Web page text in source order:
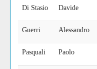
Di Stasio Davide
Guerri Alessandro
Pasquali Paolo